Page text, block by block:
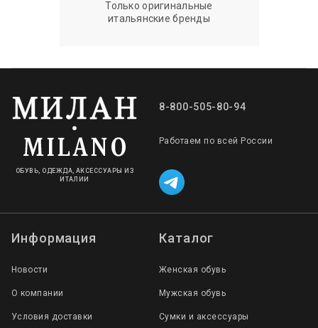
Только оригинальные
итальянские бренды
ОБУВЬ, ОДЕЖДА, АКСЕССУАРЫ ИЗ
ИТАЛИИ
8-800-505-80-94
Работаем по всей России
Информация
Новости
О компании
Условия доставки
Каталог
Женская обувь
Мужская обувь
Сумки и аксессуары